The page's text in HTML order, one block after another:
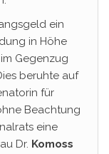
ein
in Höhe
Gegenzug
beruhte auf
für
Beachtung
eine
Dr. Komoss